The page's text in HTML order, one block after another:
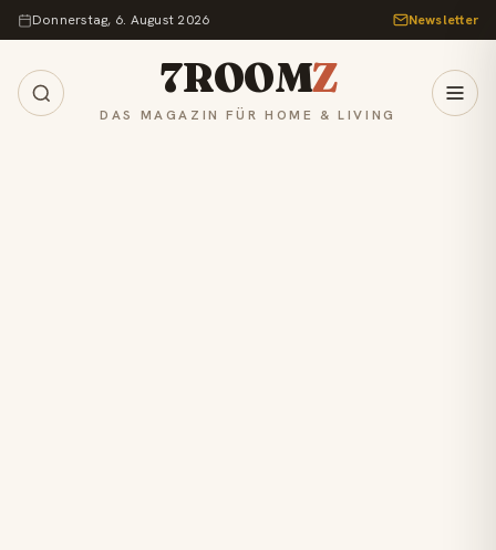
Zum Inhalt springen
Donnerstag, 6. August 2026 Newsletter
7ROOMZ
DAS MAGAZIN FÜR HOME & LIVING